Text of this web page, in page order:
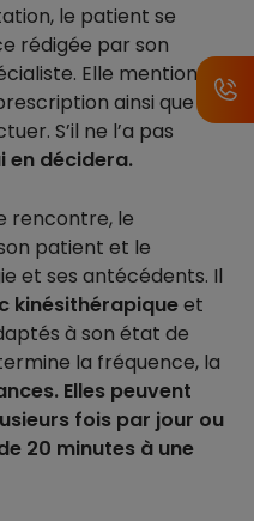
le patient se
rédigée par son
Elle mentionne
ainsi que le
S’il ne l’a pas
en décidera.
rencontre, le
patient et le
et ses antécédents. Il
kinésithérapiqueet
à son état de
la fréquence, la
Elles peuvent
fois par jour ou
20 minutes à une